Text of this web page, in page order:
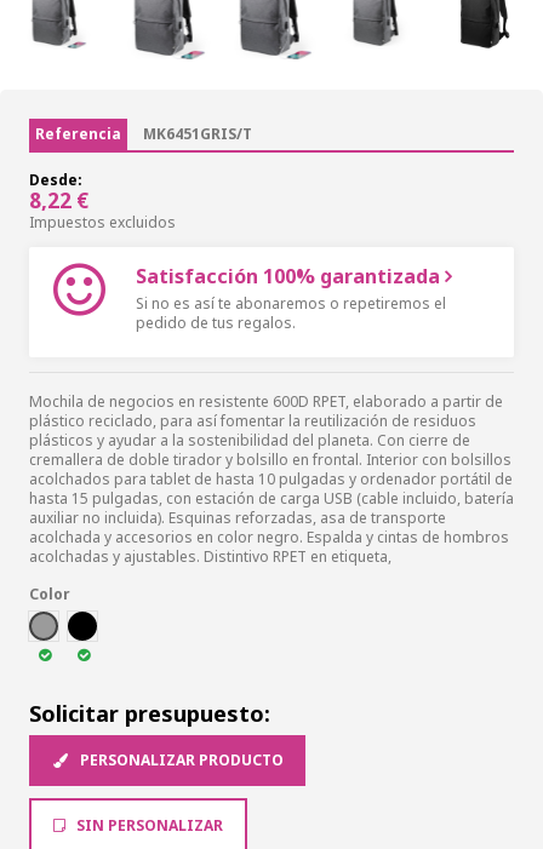
Referencia MK6451GRIS/T
Desde:
8,22 €
Impuestos excluidos
Satisfacción 100% garantizada
Si no es así te abonaremos o repetiremos el
pedido de tus regalos.
Mochila de negocios en resistente 600D RPET, elaborado a partir de
plástico reciclado, para así fomentar la reutilización de residuos
plásticos y ayudar a la sostenibilidad del planeta. Con cierre de
cremallera de doble tirador y bolsillo en frontal. Interior con bolsillos
acolchados para tablet de hasta 10 pulgadas y ordenador portátil de
hasta 15 pulgadas, con estación de carga USB (cable incluido, batería
auxiliar no incluida). Esquinas reforzadas, asa de transporte
acolchada y accesorios en color negro. Espalda y cintas de hombros
acolchadas y ajustables. Distintivo RPET en etiqueta,
Color
GRI
NEG
Solicitar presupuesto:
PERSONALIZAR PRODUCTO
SIN PERSONALIZAR